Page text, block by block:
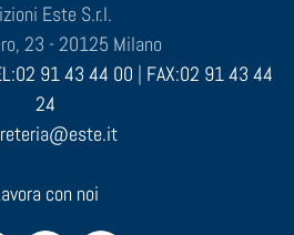
Este S.r.l.
23 - 20125 Milano
91 43 44 00 | FAX:02 91 43 44
24
con noi